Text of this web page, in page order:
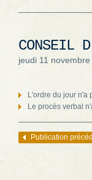
CONSEIL
jeudi 11 novembre
L'ordre du jour n'a
Le procès verbal
Navigation des
Publication